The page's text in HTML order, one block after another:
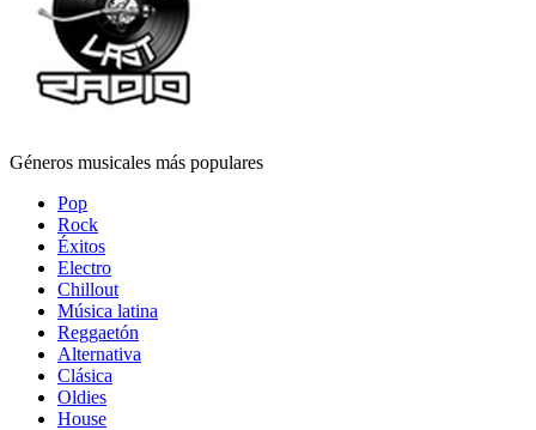
Géneros musicales más populares
Pop
Rock
Éxitos
Electro
Chillout
Música latina
Reggaetón
Alternativa
Clásica
Oldies
House